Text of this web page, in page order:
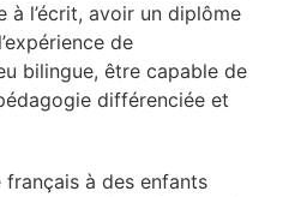
à l’écrit, avoir un diplôme
de
bilingue, être capable de
différenciée et
français à des enfants